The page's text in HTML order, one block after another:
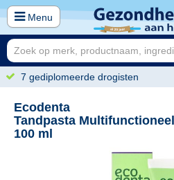
Menu
7 gediplomeerde drogisten
Ecodenta
Tandpasta Multifunctioneel
100 ml